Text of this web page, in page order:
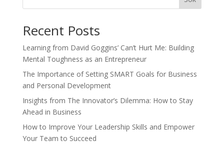
Recent Posts
Learning from David Goggins’ Can’t Hurt Me: Building
Mental Toughness as an Entrepreneur
The Importance of Setting SMART Goals for Business
and Personal Development
Insights from The Innovator’s Dilemma: How to Stay
Ahead in Business
How to Improve Your Leadership Skills and Empower
Your Team to Succeed